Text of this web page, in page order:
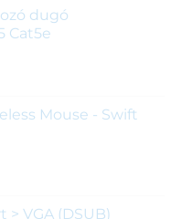
dugó
Cat5e
Mouse - Swift
> VGA (DSUB)